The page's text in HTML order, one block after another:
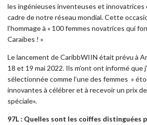
les ingénieuses inventeuses et innovatrices
cadre de notre réseau mondial. Cette
l’hommage à « 100 femmes novatrices qui
Caraïbes ! »
Le lancement de CaribbWIIN était prévu à
18 et 19 mai 2022. Ils m’ont ont informé que
sélectionnée comme l’une des femmes »
innovantes à célébrer et à recevoir un prix
spéciale».
97L : Quelles sont les coiffes distinguées